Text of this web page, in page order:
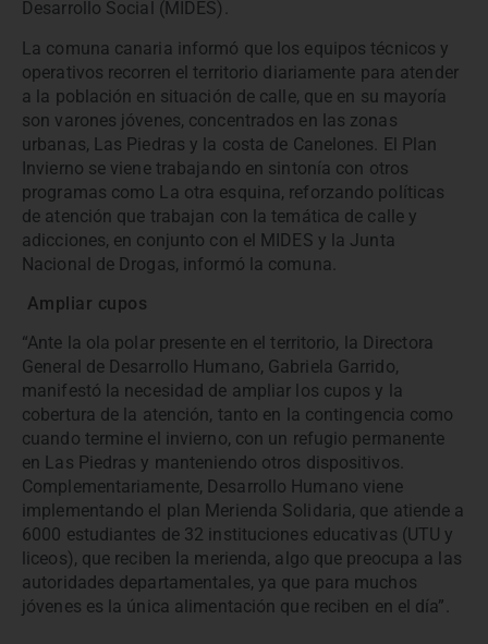
Desarrollo Social (MIDES).
La comuna canaria informó que los equipos técnicos y
operativos recorren el territorio diariamente para atender
a la población en situación de calle, que en su mayoría
son varones jóvenes, concentrados en las zonas
urbanas, Las Piedras y la costa de Canelones. El Plan
Invierno se viene trabajando en sintonía con otros
programas como La otra esquina, reforzando políticas
de atención que trabajan con la temática de calle y
adicciones, en conjunto con el MIDES y la Junta
Nacional de Drogas, informó la comuna.
Ampliar cupos
“Ante la ola polar presente en el territorio, la Directora
General de Desarrollo Humano, Gabriela Garrido,
manifestó la necesidad de ampliar los cupos y la
cobertura de la atención, tanto en la contingencia como
cuando termine el invierno, con un refugio permanente
en Las Piedras y manteniendo otros dispositivos.
Complementariamente, Desarrollo Humano viene
implementando el plan Merienda Solidaria, que atiende a
6000 estudiantes de 32 instituciones educativas (UTU y
liceos), que reciben la merienda, algo que preocupa a las
autoridades departamentales, ya que para muchos
jóvenes es la única alimentación que reciben en el día”.